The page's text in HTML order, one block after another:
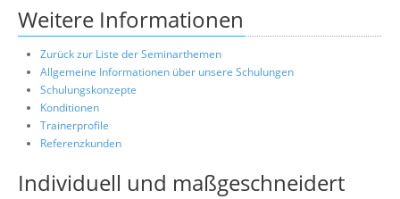
Weitere Informationen
Zurück zur Liste der Seminarthemen
Allgemeine Informationen über unsere Schulungen
Schulungskonzepte
Konditionen
Trainerprofile
Referenzkunden
Individuell und maßgeschneidert